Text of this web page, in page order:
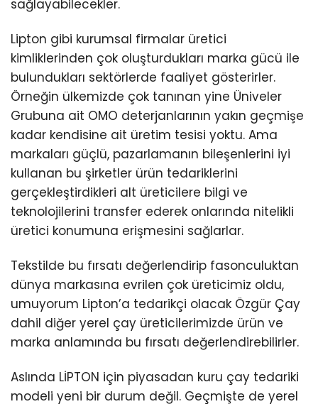
sağlayabilecekler.
Lipton gibi kurumsal firmalar üretici
kimliklerinden çok oluşturdukları marka gücü ile
bulundukları sektörlerde faaliyet gösterirler.
Örneğin ülkemizde çok tanınan yine Üniveler
Grubuna ait OMO deterjanlarının yakın geçmişe
kadar kendisine ait üretim tesisi yoktu. Ama
markaları güçlü, pazarlamanın bileşenlerini iyi
kullanan bu şirketler ürün tedariklerini
gerçekleştirdikleri alt üreticilere bilgi ve
teknolojilerini transfer ederek onlarında nitelikli
üretici konumuna erişmesini sağlarlar.
Tekstilde bu fırsatı değerlendirip fasonculuktan
dünya markasına evrilen çok üreticimiz oldu,
umuyorum Lipton’a tedarikçi olacak Özgür Çay
dahil diğer yerel çay üreticilerimizde ürün ve
marka anlamında bu fırsatı değerlendirebilirler.
Aslında LİPTON için piyasadan kuru çay tedariki
modeli yeni bir durum değil. Geçmişte de yerel